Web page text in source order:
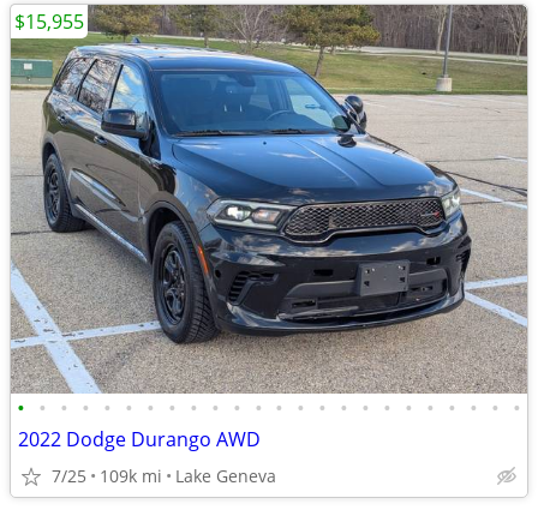
• • • • • • • • • • • • • • • • • • • • • • • •
2022 Dodge Durango AWD
7/25 109k mi Lake Geneva
$15,955